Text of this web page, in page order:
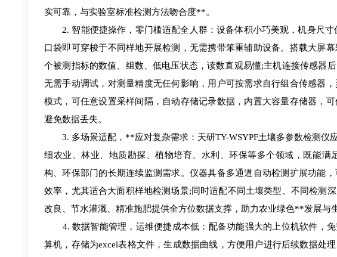
实可靠，与实验室标准检测方法吻合度**。
2. 智能便捷操作，零门槛适配全人群：设备体积小巧美观，机身尺寸
口袋即可穿梭于不同样地开展检测，无需携带笨重辅助设备。搭载大屏
个被测指标的数值、组数、低电压状态，读数直观易懂;主机连接传感器
无需手动调试，对测量精度无任何影响，用户可按需求自行组合传感器
模式，可任意设置采样间隔，自动存储记录数据，内置大容量存储器，
避免数据丢失。
3. 多场景适配，**应对复杂需求：天研TY-WSYPF土壤多参数检测仪
细农业、林业、地质勘探、植物培育、水利、环保等多个领域，既能
构、环保部门的长期连续监测需求。仪器具备多通道自动检测扩展功能
效率，尤其适合大面积样地检测场景;同时适配不同土壤类型、不同检测
改良、节水灌溉、精准施肥提供全方位数据支撑，助力农业绿色**发展与
4. 数据智能管理，运维便捷成本低：配备功能强大的上位机软件，免
算机，存储为excel表格文件，生成数据曲线，方便用户进行后续数据处